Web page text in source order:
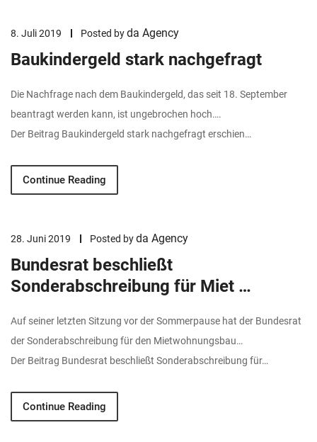
8. Juli 2019 Posted byda Agency
Baukindergeld stark nachgefragt
Die Nachfrage nach dem Baukindergeld, das seit 18. September
beantragt werden kann, ist ungebrochen hoch….
Der Beitrag Baukindergeld stark nachgefragt erschien…
Continue Reading
28. Juni 2019 Posted byda Agency
Bundesrat beschließt
Sonderabschreibung für Miet …
Auf seiner letzten Sitzung vor der Sommerpause hat der Bundesrat
der Sonderabschreibung für den Mietwohnungsbau…
Der Beitrag Bundesrat beschließt Sonderabschreibung für…
Continue Reading